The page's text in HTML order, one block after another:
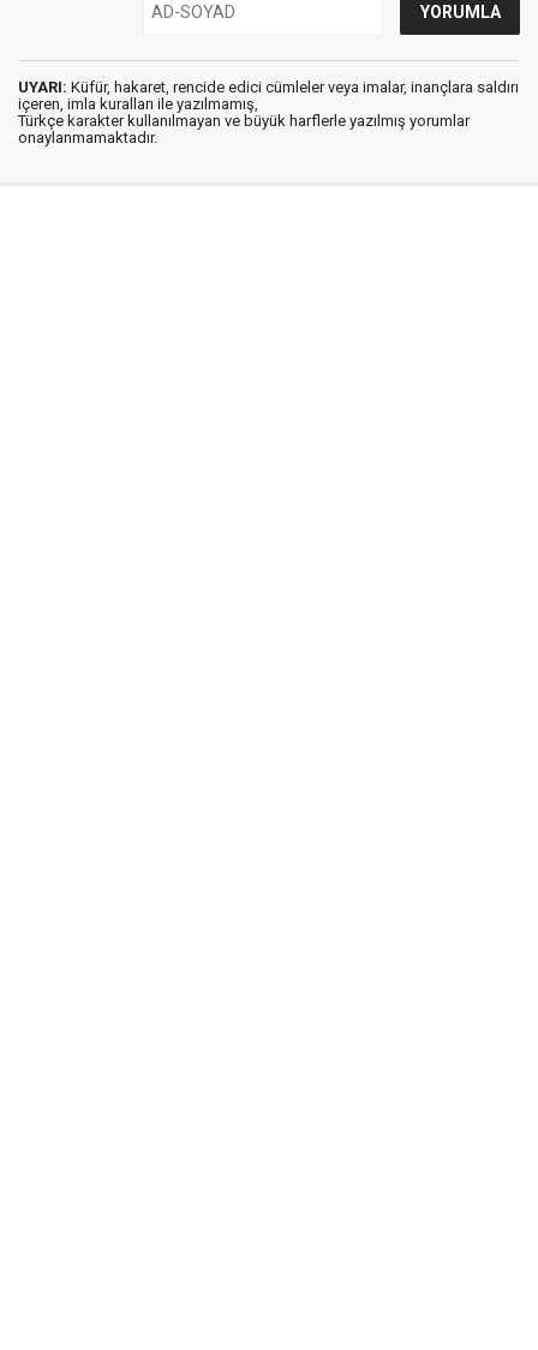
UYARI: Küfür, hakaret, rencide edici cümleler veya imalar, inançlara saldırı
içeren, imla kuralları ile yazılmamış,
Türkçe karakter kullanılmayan ve büyük harflerle yazılmış yorumlar
onaylanmamaktadır.